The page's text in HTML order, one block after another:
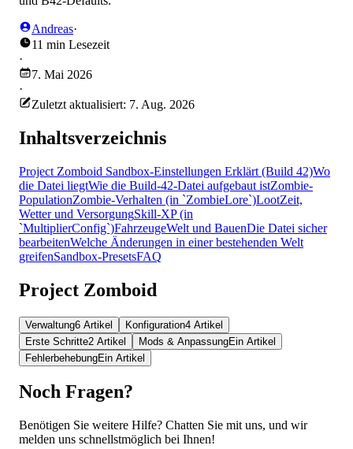
Andreas·
11 min Lesezeit
·
7. Mai 2026
·
Zuletzt aktualisiert: 7. Aug. 2026
Inhaltsverzeichnis
Project Zomboid Sandbox-Einstellungen Erklärt (Build 42)Wo
die Datei liegtWie die Build-42-Datei aufgebaut istZombie-
PopulationZombie-Verhalten (in `ZombieLore`)LootZeit,
Wetter und VersorgungSkill-XP (in
`MultiplierConfig`)FahrzeugeWelt und BauenDie Datei sicher
bearbeitenWelche Änderungen in einer bestehenden Welt
greifenSandbox-PresetsFAQ
Project Zomboid
Verwaltung6 Artikel Konfiguration4 Artikel
Erste Schritte2 Artikel Mods & AnpassungEin Artikel
FehlerbehebungEin Artikel
Noch Fragen?
Benötigen Sie weitere Hilfe? Chatten Sie mit uns, und wir
melden uns schnellstmöglich bei Ihnen!